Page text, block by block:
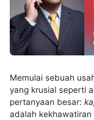
Memulai sebuah
yang krusial seperti
pertanyaan besar:
adalah